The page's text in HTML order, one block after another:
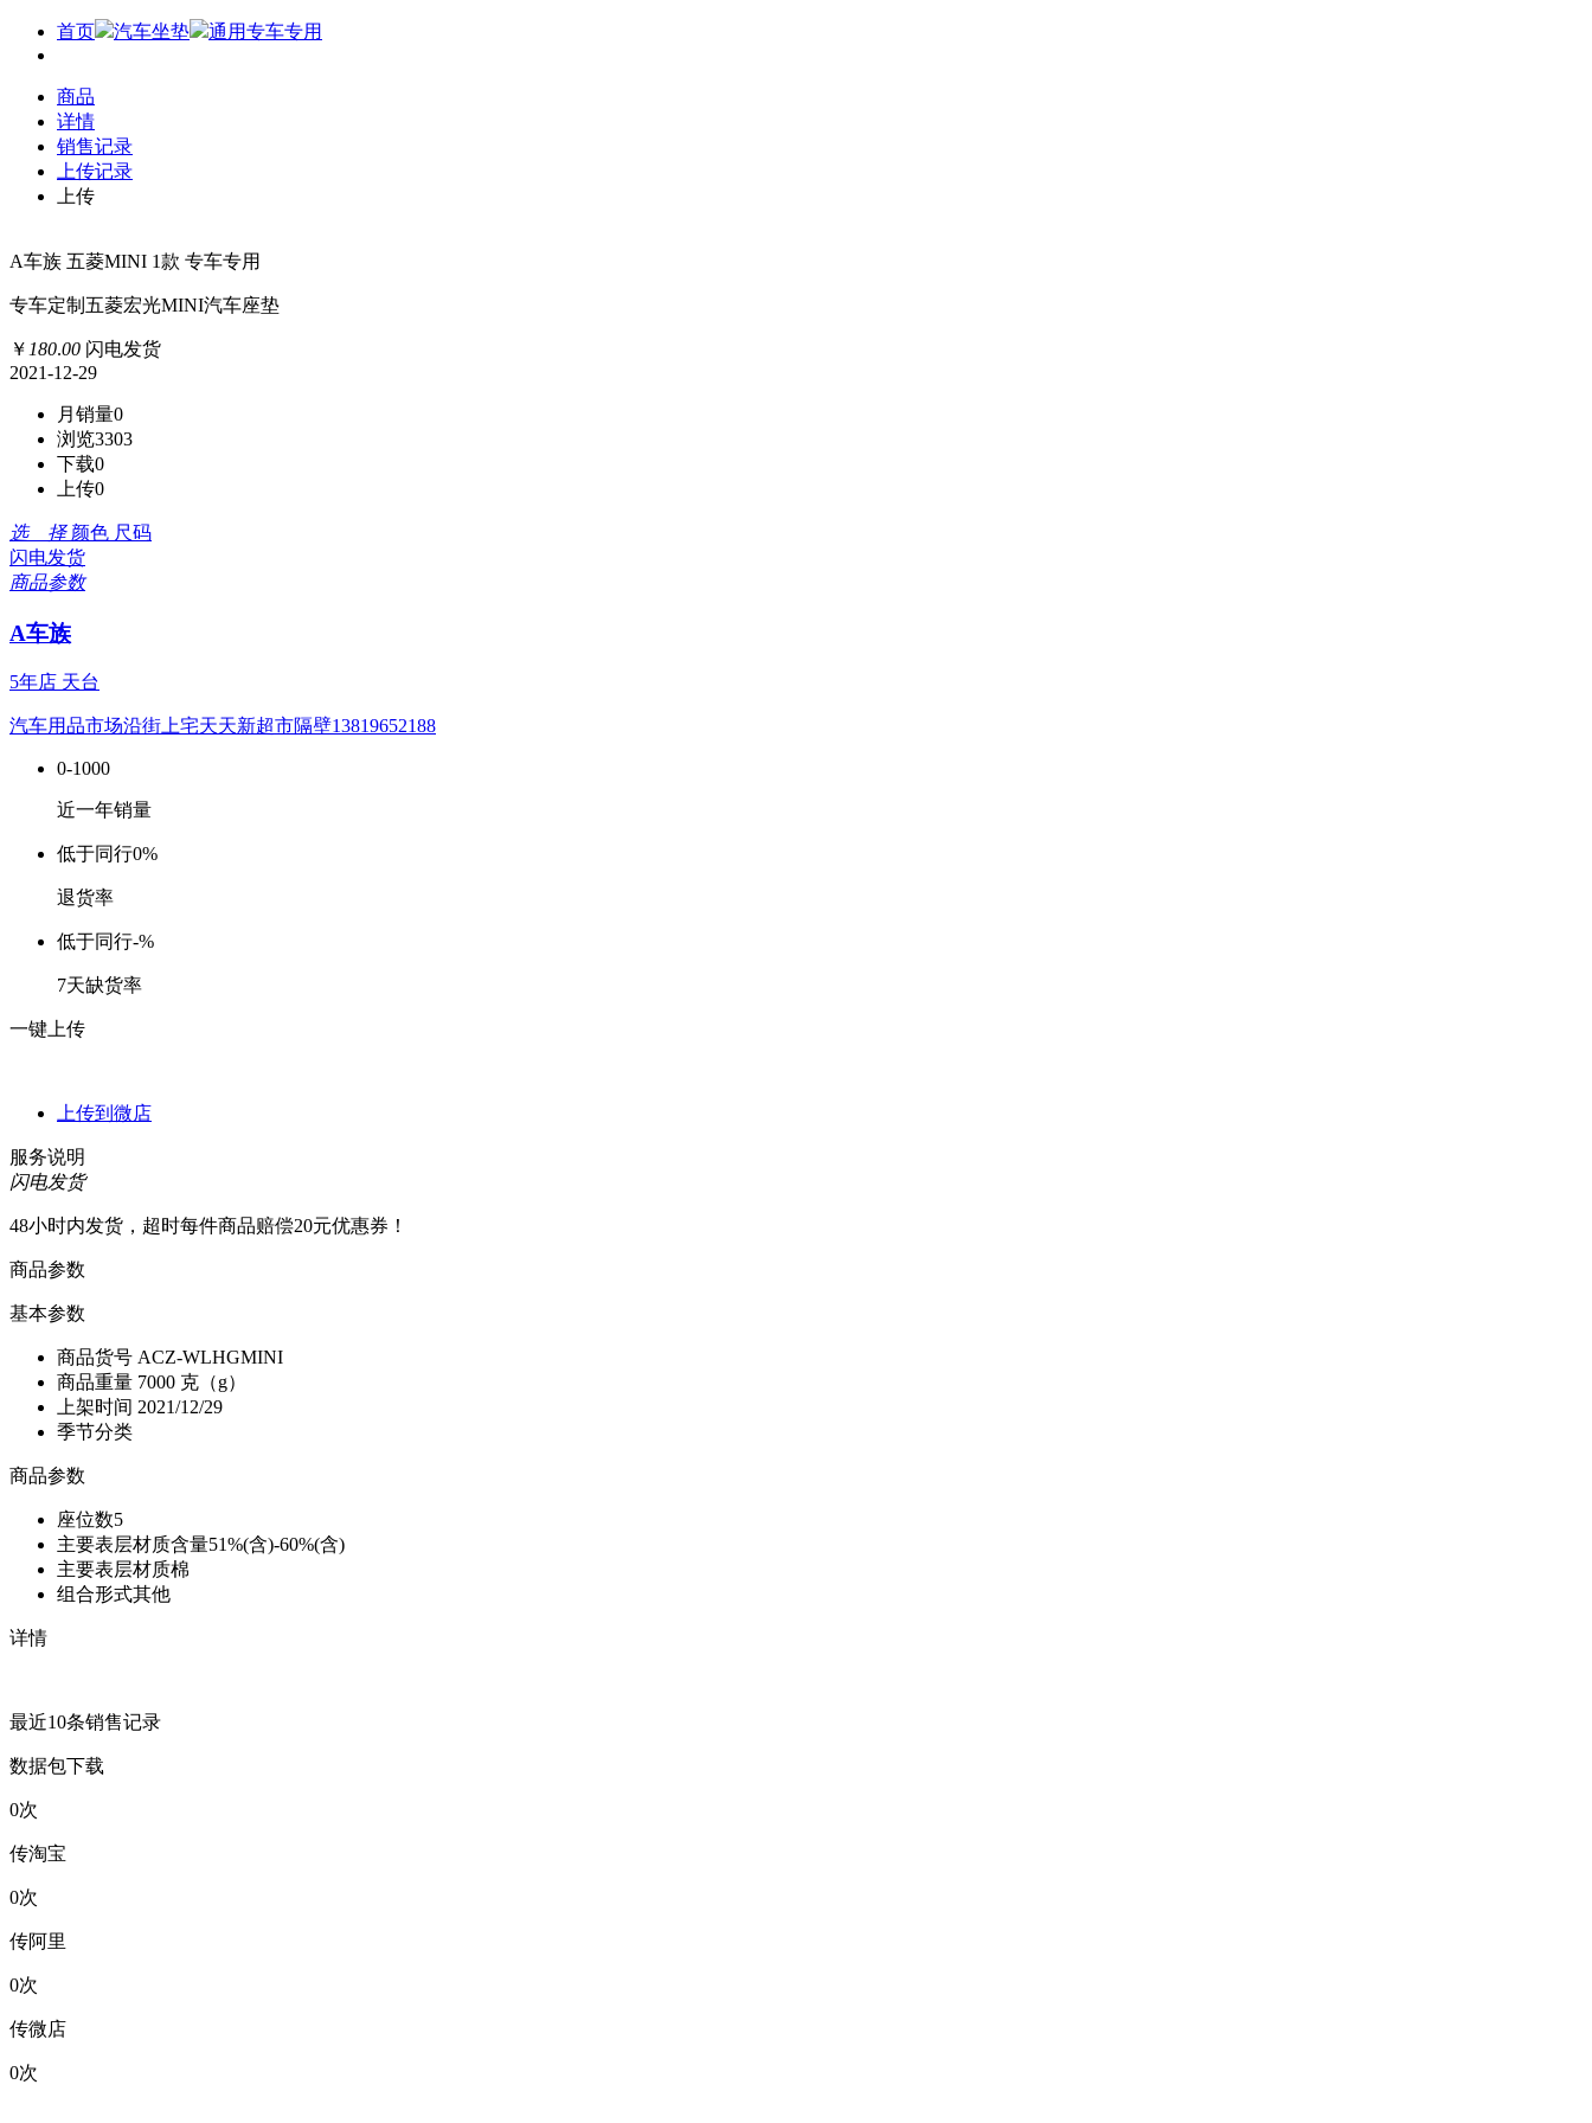
首页 汽车坐垫 通用专车专用
商品
详情
销售记录
上传记录
上传
A车族 五菱MINI 1款 专车专用
专车定制五菱宏光MINI汽车座垫
￥ 180.00 闪电发货
2021-12-29
月销量0
浏览3303
下载0
上传0
选 择 颜色 尺码
闪电发货
商品参数
A车族
5年店 天台
汽车用品市场沿街上宅天天新超市隔壁13819652188
0-1000
近一年销量
低于同行0%
退货率
低于同行-%
7天缺货率
一键上传
上传到微店
服务说明
闪电发货
48小时内发货，超时每件商品赔偿20元优惠券！
商品参数
基本参数
商品货号 ACZ-WLHGMINI
商品重量 7000 克（g）
上架时间 2021/12/29
季节分类
商品参数
座位数5
主要表层材质含量51%(含)-60%(含)
主要表层材质棉
组合形式其他
详情
最近10条销售记录
数据包下载
0次
传淘宝
0次
传阿里
0次
传微店
0次